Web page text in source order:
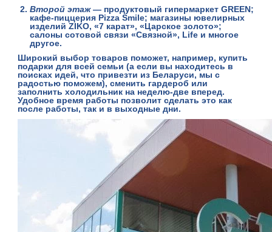
Второй этаж— продуктовый гипермаркет GREEN;
кафе-пиццерия Pizza Smile; магазины ювелирных
изделий ZIKO, «7 карат», «Царское золото»;
салоны сотовой связи «Связной», Life и многое
другое.
Широкий выбор товаров поможет, например, купить
подарки для всей семьи (а если вы находитесь в
поисках идей,что привезти из Беларуси, мы с
радостью поможем), сменить гардероб или
заполнить холодильник на неделю-две вперед.
Удобное время работы позволит сделать это как
после работы, так и в выходные дни.